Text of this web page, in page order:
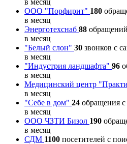
в месяц
ООО "Порфирит" 180
в месяц
Энерготехснаб 88
в месяц
"Белый слон" 30 звонков с
в месяц
"Индустрия ландшафта" 96
в месяц
Медицинский центр
в месяц
"Себе в дом" 24 обращения с
в месяц
ООО ЧЗТИ Бизол 190
в месяц
СДМ 1100 посетителей с